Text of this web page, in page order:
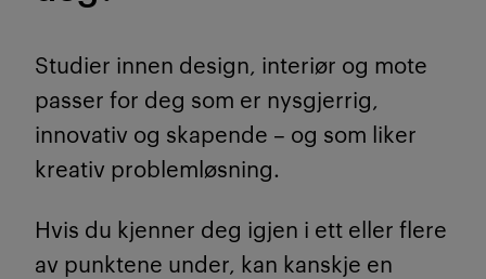
Studier innen design, interiør og mote
passer for deg som er nysgjerrig,
innovativ og skapende – og som liker
kreativ problemløsning.
Hvis du kjenner deg igjen i ett eller flere
av punktene under, kan kanskje en